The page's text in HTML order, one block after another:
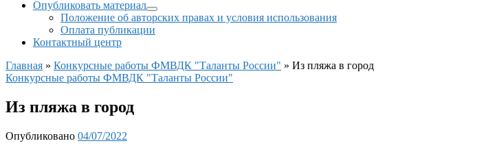
Опубликовать материал
Положение об авторских правах и условия использования
Оплата публикации
Контактный центр
Главная » Конкурсные работы ФМВДК "Таланты России" » Из пляжа в город
Конкурсные работы ФМВДК "Таланты России"
Из пляжа в город
Опубликовано 04/07/2022